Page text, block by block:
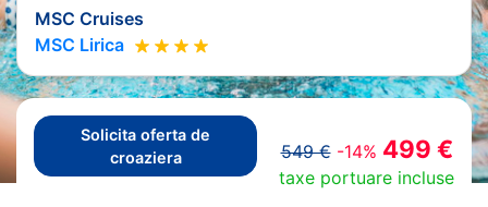
MSC Cruises
MSC Lirica
Solicita oferta de
croaziera
549 € -14% 499 €
taxe portuare incluse